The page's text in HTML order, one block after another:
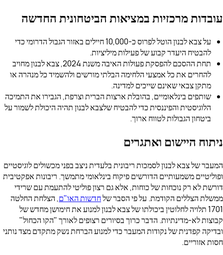
מרכזיות במציאות הביטחונית החדשה
על צבא לבנון הוטל לפרוס כ-10,000 חיילים באזור הגבול הדרומי כדי
להבטיח היעדר קבוע של פעילות מיליציות.
תחת ההסכם להפסקת פעולות האיבה משנת 2024, צבא לבנון מחויב
להחרים את כל אמצעי הלחימה הבלתי מורשים ולהשמיד כל מנהרה או
מתקן צבאי שאינם שייכים למדינה.
שותפים בינלאומיים, בהובלת ארצות הברית וצרפת, הגבירו את התמיכה
הלוגיסטית והפיננסית כדי להבטיח שלצבא לבנון תהיה היכולת לשמור על
ביטחון הגבולות לטווח ארוך.
היישום ואתגרים
של צבא לבנון לסמכות ריבונית בלעדית ניצב בפני מכשולים לוגיסטיים
משמעותיים הדורשים פיקוח בינלאומי מתמשך. ריבונות אפקטיבית
לא רק נוכחות של כוחות, אלא גם רצון פוליטי להתעמת עם שרידי
הצללים הקודמת. על פי הסבר שלחדשות האו"ם, הצלחת החלטה
1701 תלויה לחלוטין ביכולתו של צבא לבנון למנוע את חימושן מחדש של
לא-מדינתיות. הדבר כרוך בסיורים רצופים לאורך "הקו הכחול"
קפדנית של נקודות המעבר כדי למנוע הברחת נשק מתקדם מצד נותני
אזוריים.